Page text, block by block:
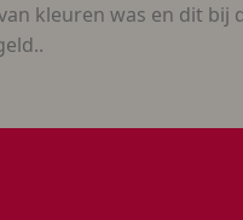
kleuren was en dit bij